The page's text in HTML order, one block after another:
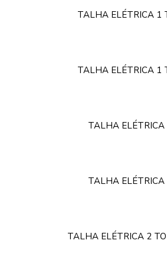
TALHA ELÉTRICA 1
TALHA ELÉTRICA 1
TALHA ELÉTRICA
TALHA ELÉTRICA
TALHA ELÉTRICA 2